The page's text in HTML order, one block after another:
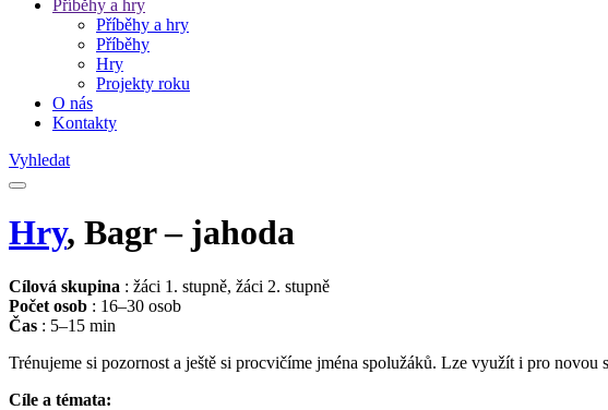
Příběhy a hry
Příběhy a hry
Příběhy
Hry
Projekty roku
O nás
Kontakty
Vyhledat
Hry, Bagr – jahoda
Cílová skupina : žáci 1. stupně, žáci 2. stupně
Počet osob : 16–30 osob
Čas : 5–15 min
Trénujeme si pozornost a ještě si procvičíme jména spolužáků. Lze využít i pro
Cíle a témata: